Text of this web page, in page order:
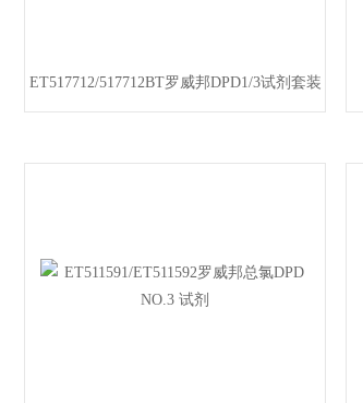
ET517712/517712BT罗威邦DPD1/3试剂套装